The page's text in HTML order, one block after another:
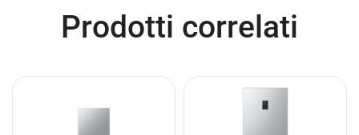
Prodotti correlati